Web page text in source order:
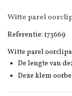
Witte parel
Referentie: 173669
Witte parel
De lengte van
Deze klem